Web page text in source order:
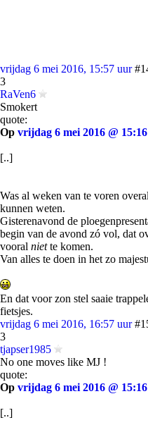
vrijdag 6 mei 2016, 15:57 uur
3
RaVen6
Smokert
quote:
Op vrijdag 6 mei 2016 @ 15:16
[..]
Was al weken van te voren
kunnen weten.
Gisterenavond de
begin van de avond zó vol, dat
vooral niette komen.
Van alles te doen in het zo
En dat voor zon stel saaie
fietsjes.
vrijdag 6 mei 2016, 16:57 uur
3
tjapser1985
No one moves like MJ !
quote:
Op vrijdag 6 mei 2016 @ 15:16
[..]